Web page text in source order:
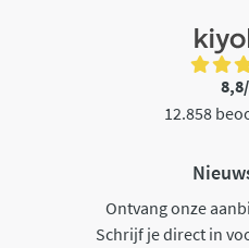
12.858
Ontvang onze
Schrijf je direct in